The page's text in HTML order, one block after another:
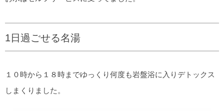
1日過ごせる名湯
１０時から１８時までゆっくり何度も岩盤浴に入りデトックス
しまくりました。